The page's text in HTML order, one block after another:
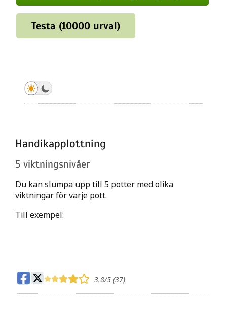
Handikapplottning
5 viktningsnivåer
Du kan slumpa upp till 5 potter med olika
viktningar för varje pott.
Till exempel:
Gör en slumpmässig dragning
Gör en slumpmässig dragning
Gör en slumpmässig dragning
Gör en slumpmässig dragning
Testa (10000 urval)
3.8/5 (37)